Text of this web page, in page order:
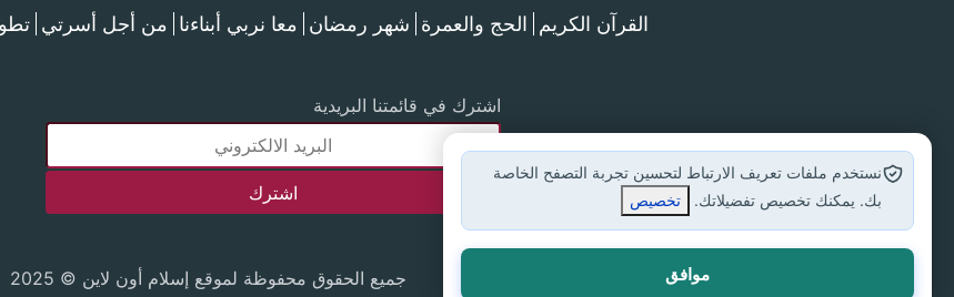
القرآن الكريم الحج والعمرة شهر رمضان معا نربي أبناءنا من أجل أسرتي
اشترك في قائمتنا البريدية
جميع الحقوق محفوظة لموقع إسلام أون لاين © 2025
نستخدم ملفات تعريف الارتباط لتحسين تجربة التصفح الخاصة
بك. يمكنك تخصيص تفضيلاتك.
تخصيص
موافق